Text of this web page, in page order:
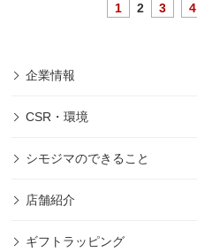
1 2 3 4
企業情報
CSR・環境
シモジマのできること
店舗紹介
ギフトラッピング